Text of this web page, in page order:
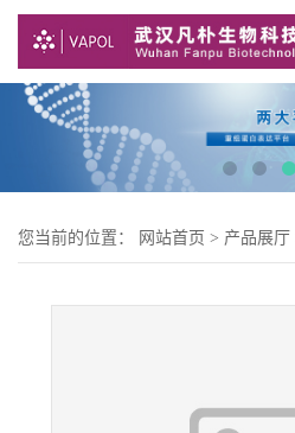
您当前的位置： 网站首页 > 产品展厅